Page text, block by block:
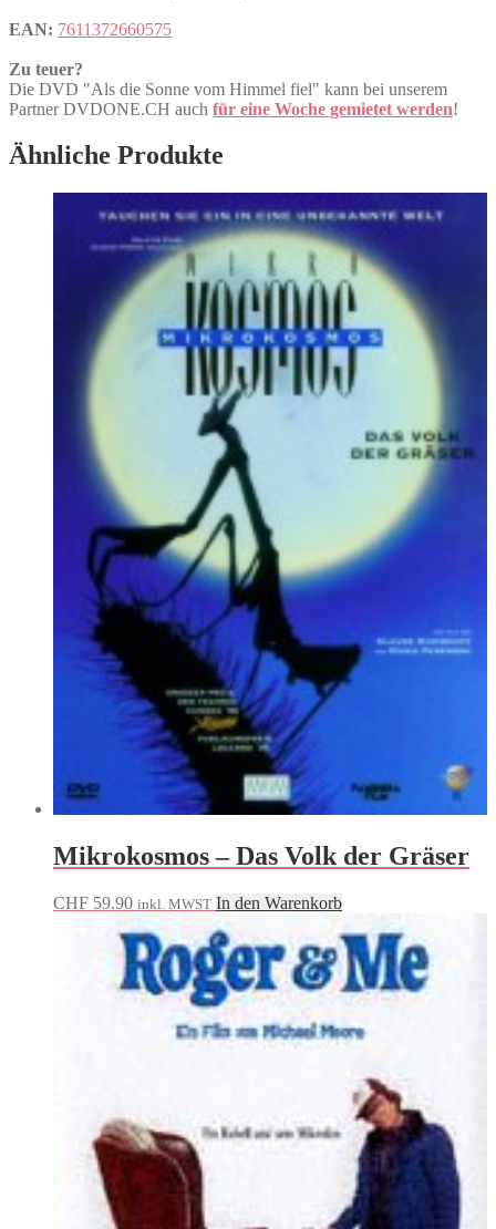
EAN: 7611372660575
Zu teuer?
Die DVD "Als die Sonne vom Himmel fiel" kann bei unserem
Partner DVDONE.CH auch für eine Woche gemietet werden!
Ähnliche Produkte
Mikrokosmos – Das Volk der Gräser
CHF 59.90 inkl. MWST In den Warenkorb